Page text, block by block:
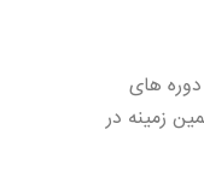
های
زمینه در